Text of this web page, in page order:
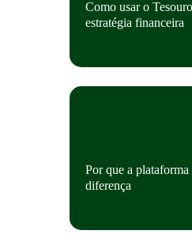
Como usar o
estratégia financeira
Por que a
diferença